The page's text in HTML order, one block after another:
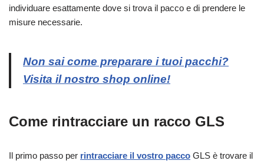
individuare esattamente dove si trova il pacco e di prendere le
misure necessarie.
Non sai come preparare i tuoi pacchi?
Visita il nostro shop online!
Come rintracciare un racco GLS
Il primo passo per rintracciare il vostro pacco GLS è trovare il